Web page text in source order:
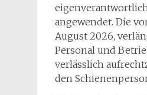
angewendet. Die
August 2026,
Personal und
verlässlich
den